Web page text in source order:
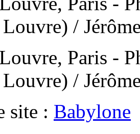
/
Paris -
/
site : Babylone